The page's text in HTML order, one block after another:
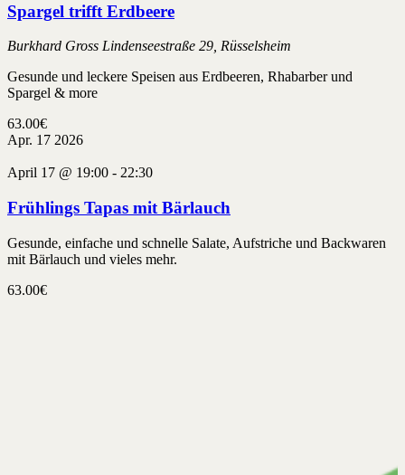
Spargel trifft Erdbeere
Burkhard Gross Lindenseestraße 29, Rüsselsheim
Gesunde und leckere Speisen aus Erdbeeren, Rhabarber und
Spargel & more
63.00€
Apr. 17 2026
April 17 @ 19:00 - 22:30
Frühlings Tapas mit Bärlauch
Gesunde, einfache und schnelle Salate, Aufstriche und Backwaren
mit Bärlauch und vieles mehr.
63.00€